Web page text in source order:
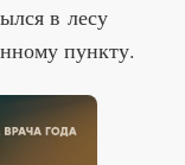
в лесу
пункту.